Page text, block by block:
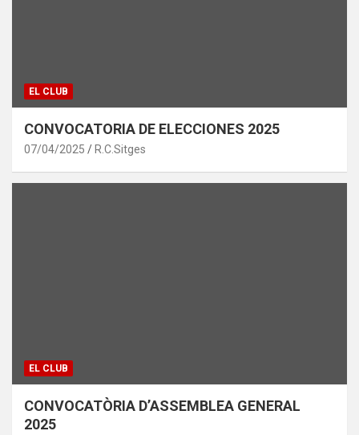
EL CLUB
CONVOCATORIA DE ELECCIONES 2025
07/04/2025 R.C.Sitges
EL CLUB
CONVOCATÒRIA D’ASSEMBLEA GENERAL
2025